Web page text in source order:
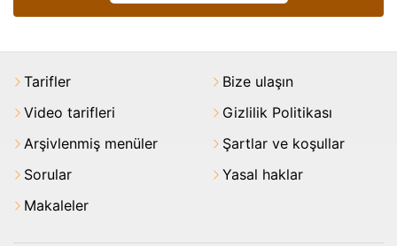
Tarifler
Video tarifleri
Arşivlenmiş menüler
Sorular
Makaleler
Bize ulaşın
Gizlilik Politikası
Şartlar ve koşullar
Yasal haklar